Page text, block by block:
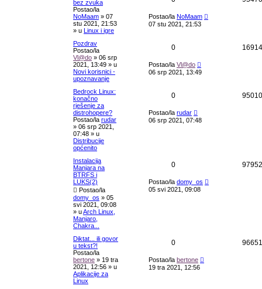
bez zvuka
Postao/la
NoMaam » 07
stu 2021, 21:53
» u Linux i igre
Postao/la NoMaam
07 stu 2021, 21:53
Pozdrav
Postao/la
Vl@do » 06 srp
2021, 13:49 » u
Novi korisnici -
upoznavanje
0 16914
Postao/la Vl@do
06 srp 2021, 13:49
Bedrock Linux:
konačno
rješenje za
distrohopere?
Postao/la rudar
» 06 srp 2021,
07:48 » u
Distribucije
općenito
0 95010
Postao/la rudar
06 srp 2021, 07:48
Instalacija
Manjara na
BTRFS i
LUKS(2)
Postao/la
domy_os » 05
svi 2021, 09:08
» uArch Linux,
Manjaro,
Chakra...
0 97952
Postao/la domy_os
05 svi 2021, 09:08
Diktat... ili govor
u tekst?!
Postao/la
bertone » 19 tra
2021, 12:56 » u
Aplikacije za
Linux
0 96651
Postao/la bertone
19 tra 2021, 12:56